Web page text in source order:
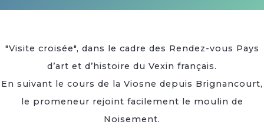
"Visite croisée", dans le cadre des Rendez-vous Pays
d’art et d’histoire du Vexin français.
En suivant le cours de la Viosne depuis Brignancourt,
le promeneur rejoint facilement le moulin de
Noisement.